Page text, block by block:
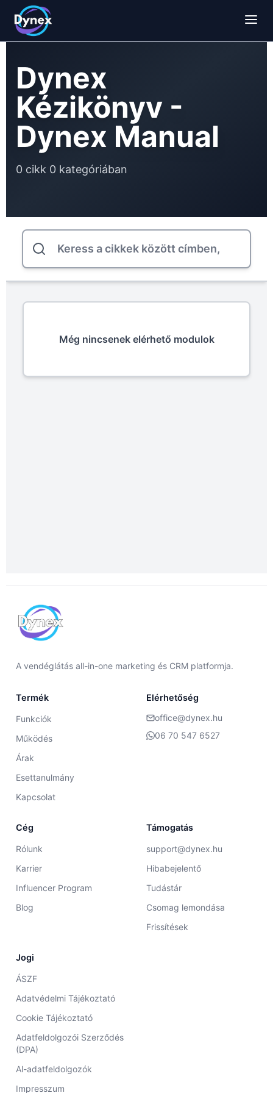
A vendéglátás all-in-one marketing és CRM platformja.
Termék
Funkciók
Működés
Árak
Esettanulmány
Kapcsolat
Elérhetőség
office@dynex.hu
06 70 547 6527
Cég
Rólunk
Karrier
Influencer Program
Blog
Támogatás
support@dynex.hu
Hibabejelentő
Tudástár
Csomag lemondása
Frissítések
Jogi
ÁSZF
Adatvédelmi Tájékoztató
Cookie Tájékoztató
Adatfeldolgozói Szerződés
(DPA)
Al-adatfeldolgozók
Impresszum